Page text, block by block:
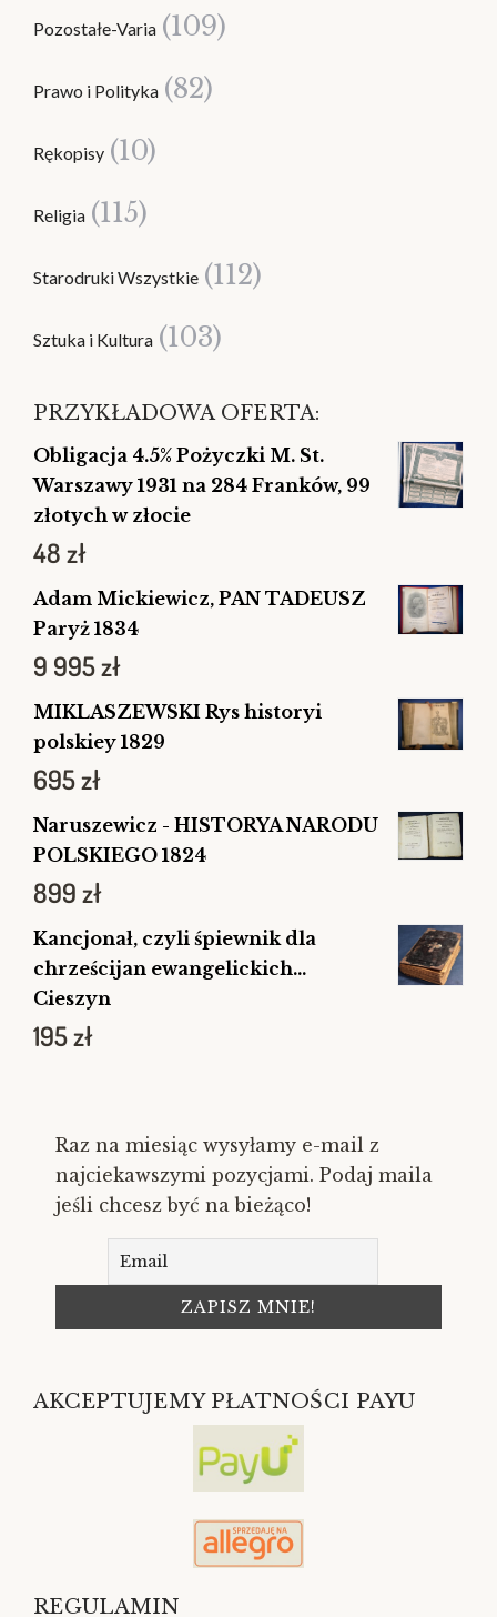
Pozostałe-Varia (109)
Prawo i Polityka (82)
Rękopisy (10)
Religia (115)
Starodruki Wszystkie (112)
Sztuka i Kultura (103)
PRZYKŁADOWA OFERTA:
Obligacja 4.5% Pożyczki M. St.
Warszawy 1931 na 284 Franków, 99
złotych w złocie
48zł
Adam Mickiewicz, PAN TADEUSZ
Paryż 1834
9 995zł
MIKLASZEWSKI Rys historyi
polskiey 1829
695zł
Naruszewicz - HISTORYA NARODU
POLSKIEGO 1824
899zł
Kancjonał, czyli śpiewnik dla
chrześcijan ewangelickich...
Cieszyn
195zł
Raz na miesiąc wysyłamy e-mail z
najciekawszymi pozycjami. Podaj maila
jeśli chcesz być na bieżąco!
AKCEPTUJEMY PŁATNOŚCI PAYU
REGULAMIN